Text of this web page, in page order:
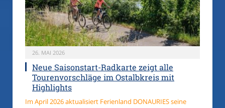
26. MAI 2026
Neue Saisonstart-Radkarte zeigt alle
Tourenvorschläge im Ostalbkreis mit
Highlights
Im April 2026 aktualisiert Ferienland DONAURIES seine